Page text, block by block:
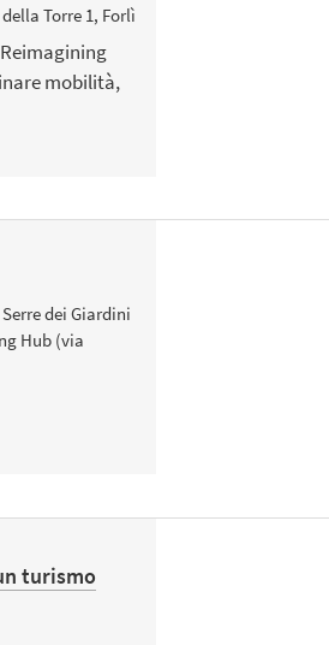
Torre 1, Forlì
mobilità,
dei Giardini
Hub (via
turismo